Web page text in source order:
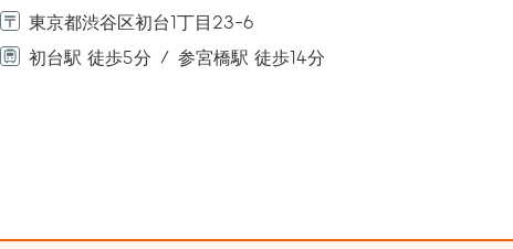
東京都渋谷区初台1丁目23-6
初台駅 徒歩5分
参宮橋駅 徒歩14分